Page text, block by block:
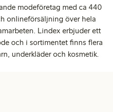
modeföretag med ca 440
onlineförsäljning över hela
Lindex erbjuder ett
och i sortimentet finns flera
underkläder och kosmetik.